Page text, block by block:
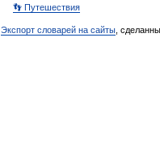
👣 Путешествия
Экспорт словарей на сайты ,